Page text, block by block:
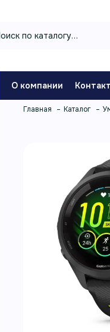
О компании
Главная Каталог